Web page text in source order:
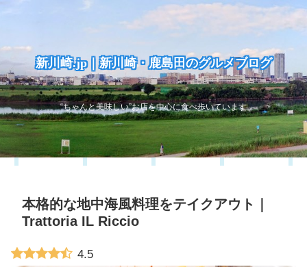
新川崎.jp｜新川崎・鹿島田のグルメブログ
“ちゃんと美味しい”お店を中心に食べ歩いています
本格的な地中海風料理をテイクアウト｜
Trattoria IL Riccio
4.5